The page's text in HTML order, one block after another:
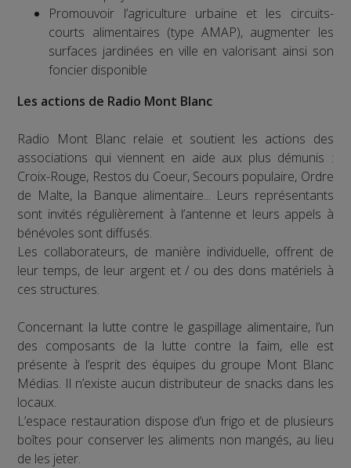
Promouvoir l’agriculture urbaine et les circuits-
courts alimentaires (type AMAP), augmenter les
surfaces jardinées en ville en valorisant ainsi son
foncier disponible
Les actions de Radio Mont Blanc
Radio Mont Blanc relaie et soutient les actions des
associations qui viennent en aide aux plus démunis :
Croix-Rouge, Restos du Coeur, Secours populaire, Ordre
de Malte, la Banque alimentaire... Leurs représentants
sont invités régulièrement à l’antenne et leurs appels à
bénévoles sont diffusés.
Les collaborateurs, de manière individuelle, offrent de
leur temps, de leur argent et / ou des dons matériels à
ces structures.
Concernant la lutte contre le gaspillage alimentaire, l’un
des composants de la lutte contre la faim, elle est
présente à l’esprit des équipes du groupe Mont Blanc
Médias. Il n’existe aucun distributeur de snacks dans les
locaux.
L’espace restauration dispose d’un frigo et de plusieurs
boîtes pour conserver les aliments non mangés, au lieu
de les jeter.